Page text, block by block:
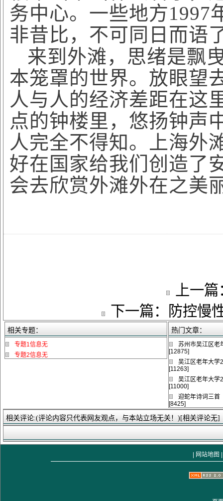
务中心。一些地方1997
非昔比，不可同日而语
来到外滩，思绪是飘
本笼罩的世界。放眼望
人与人的经济差距在这
点的钟楼里，悠扬钟声
人完全不得知。上海外
好在国家给我们创造了
会去欣赏外滩外在之美
上一
下一篇：
防控慢
相关专题：
专题1信息无
专题2信息无
热门文章：
苏州市吴江区老
[12875]
吴江区老年大学
[11263]
吴江区老年大学
[11000]
迎蛇年诗词三首
[8425]
相关评论:(评论内容只代表网友观点，与本站立场无关！)[相关评论无]
| 网站地图 |